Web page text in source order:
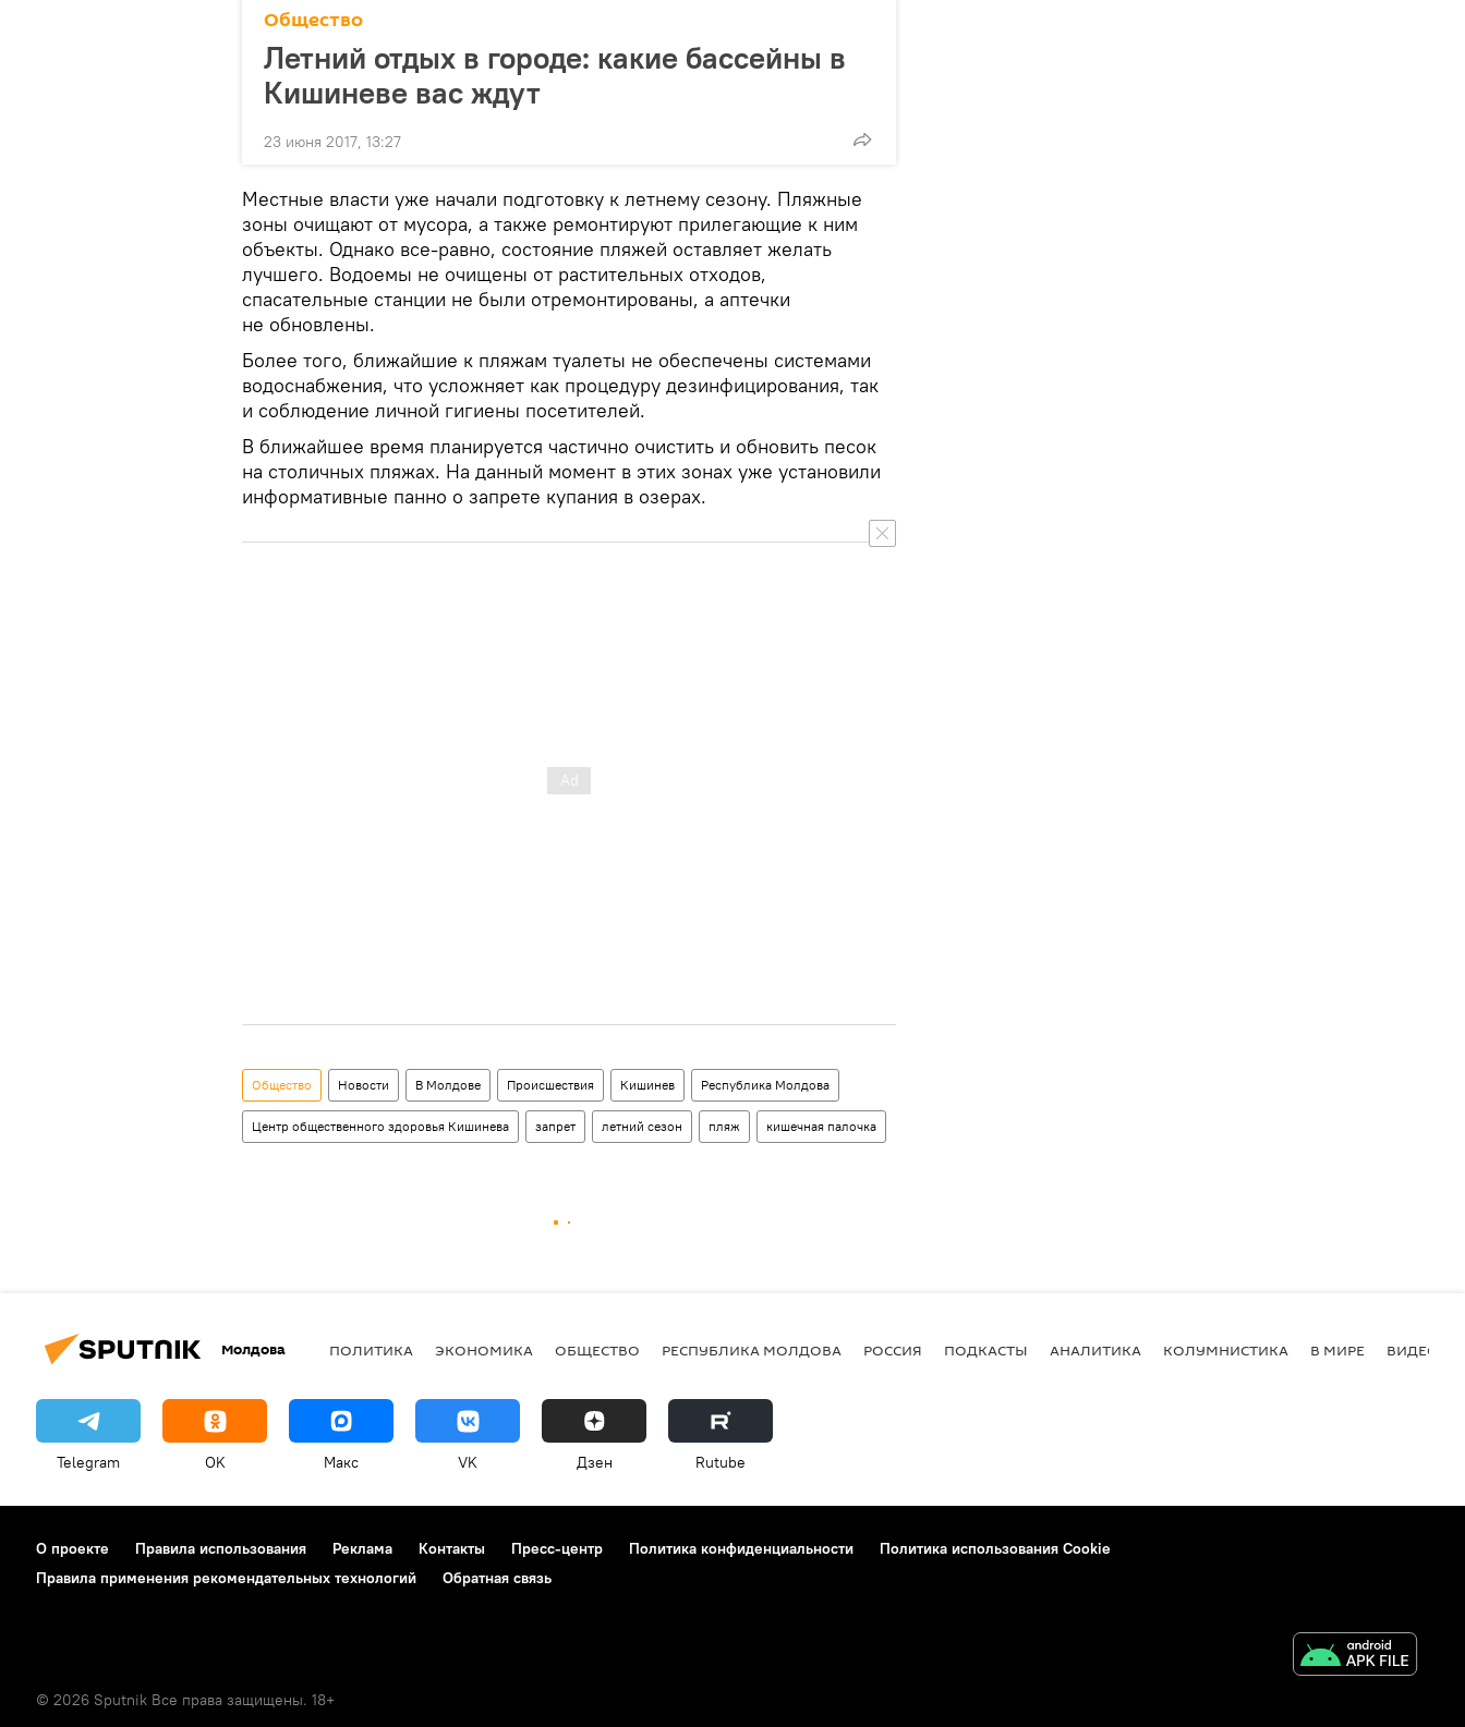
Общество
Летний отдых в городе: какие бассейны в
Кишиневе вас ждут
23 июня 2017, 13:27
Местные власти уже начали подготовку к летнему сезону. Пляжные
зоны очищают от мусора, а также ремонтируют прилегающие к ним
объекты. Однако все-равно, состояние пляжей оставляет желать
лучшего. Водоемы не очищены от растительных отходов,
спасательные станции не были отремонтированы, а аптечки
не обновлены.
Более того, ближайшие к пляжам туалеты не обеспечены системами
водоснабжения, что усложняет как процедуру дезинфицирования, так
и соблюдение личной гигиены посетителей.
В ближайшее время планируется частично очистить и обновить песок
на столичных пляжах. На данный момент в этих зонах уже установили
информативные панно о запрете купания в озерах.
Общество Новости В Молдове Происшествия Кишинев Республика Молдова
Центр общественного здоровья Кишинева запрет летний сезон пляж кишечная палочка
Молдова ПОЛИТИКА ЭКОНОМИКА ОБЩЕСТВО РЕСПУБЛИКА МОЛДОВА РОССИЯ ПОДКАСТЫ АНАЛИТИКА КОЛУМНИСТИКА В МИРЕ ВИДЕО
Telegram OK Макс VK Дзен Rutube
О проекте Правила использования Реклама Контакты Пресс-центр Политика конфиденциальности
Политика использования Cookie
Правила применения рекомендательных технологий
Обратная связь
© 2026 Sputnik Все права защищены. 18+